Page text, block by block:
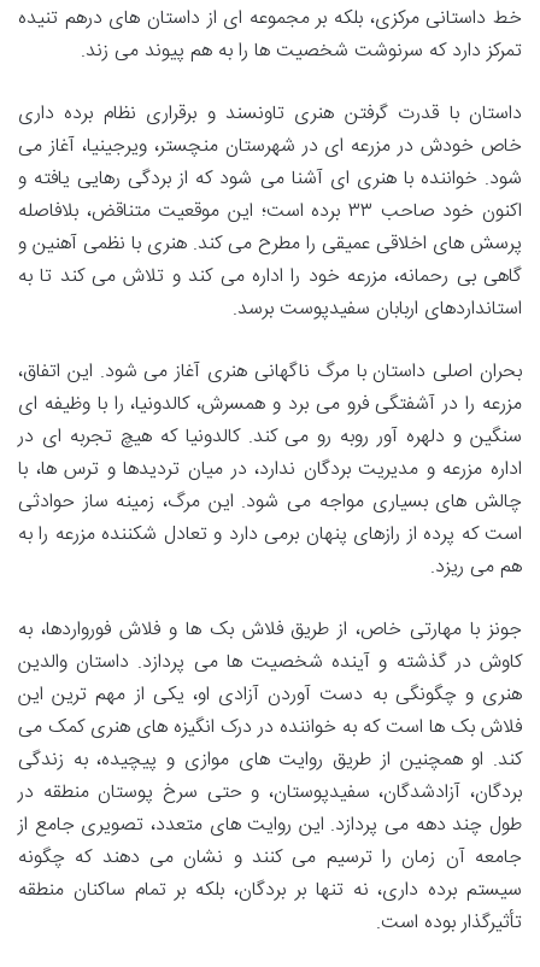
خط داستانی مرکزی، بلکه بر مجموعه ای از داستان های درهم تنیده
تمرکز دارد که سرنوشت شخصیت ها را به هم پیوند می زند.
داستان با قدرت گرفتن هنری تاونسند و برقراری نظام برده داری
خاص خودش در مزرعه ای در شهرستان منچستر، ویرجینیا، آغاز می
شود. خواننده با هنری ای آشنا می شود که از بردگی رهایی یافته و
اکنون خود صاحب ۳۳ برده است؛ این موقعیت متناقض، بلافاصله
پرسش های اخلاقی عمیقی را مطرح می کند. هنری با نظمی آهنین و
گاهی بی رحمانه، مزرعه خود را اداره می کند و تلاش می کند تا به
استانداردهای اربابان سفیدپوست برسد.
بحران اصلی داستان با مرگ ناگهانی هنری آغاز می شود. این اتفاق،
مزرعه را در آشفتگی فرو می برد و همسرش، کالدونیا، را با وظیفه ای
سنگین و دلهره آور روبه رو می کند. کالدونیا که هیچ تجربه ای در
اداره مزرعه و مدیریت بردگان ندارد، در میان تردیدها و ترس ها، با
چالش های بسیاری مواجه می شود. این مرگ، زمینه ساز حوادثی
است که پرده از رازهای پنهان برمی دارد و تعادل شکننده مزرعه را به
هم می ریزد.
جونز با مهارتی خاص، از طریق فلاش بک ها و فلاش فورواردها، به
کاوش در گذشته و آینده شخصیت ها می پردازد. داستان والدین
هنری و چگونگی به دست آوردن آزادی او، یکی از مهم ترین این
فلاش بک ها است که به خواننده در درک انگیزه های هنری کمک می
کند. او همچنین از طریق روایت های موازی و پیچیده، به زندگی
بردگان، آزادشدگان، سفیدپوستان، و حتی سرخ پوستان منطقه در
طول چند دهه می پردازد. این روایت های متعدد، تصویری جامع از
جامعه آن زمان را ترسیم می کنند و نشان می دهند که چگونه
سیستم برده داری، نه تنها بر بردگان، بلکه بر تمام ساکنان منطقه
تأثیرگذار بوده است.